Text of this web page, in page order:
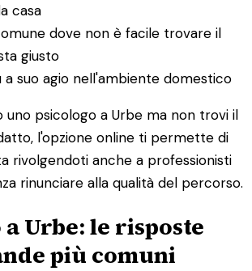
casa
dove non è facile trovare il
giusto
a suo agio nell'ambiente domestico
uno psicologo a Urbe ma non trovi il
l'opzione online ti permette di
rivolgendoti anche a professionisti
rinunciare alla qualità del percorso.
Urbe: le risposte
più comuni